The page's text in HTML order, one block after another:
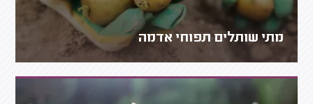
מתי שותלים תפוחי אדמה